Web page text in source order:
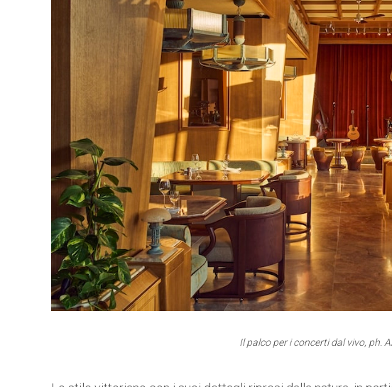
Il palco per i concerti dal vivo, ph.